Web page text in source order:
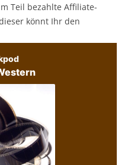
Teil bezahlte Affiliate-
könnt Ihr den